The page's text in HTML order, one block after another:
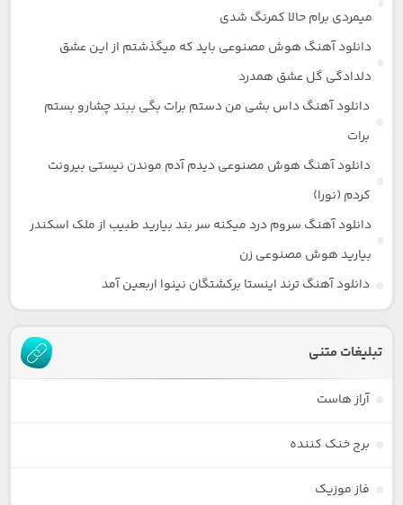
میمردی برام حالا کمرنگ شدی
دانلود آهنگ هوش مصنوعی باید که میگذشتم از این عشق
دلدادگی گل عشق همدرد
دانلود آهنگ داس بشی من دستم برات بگی ببند چشارو بستم
برات
دانلود آهنگ هوش مصنوعی دیدم آدم موندن نیستی بیرونت
کردم (نورا)
دانلود آهنگ سروم درد میکنه سر بند بیارید طبیب از ملک اسکندر
بیارید هوش مصنوعی زن
دانلود آهنگ ترند اینستا برکشتگان نینوا اربعین آمد
تبلیغات متنی
آراز هاست
برج خنک کننده
فاز موزیک